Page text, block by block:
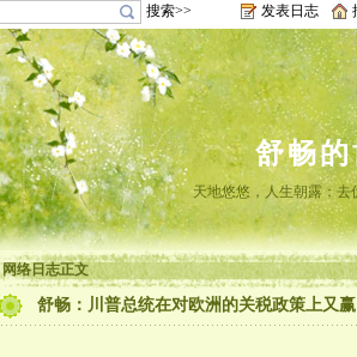
搜索>> 发表日志
舒畅
天地悠悠，人生朝露；去
网络日志正文
舒畅：川普总统在对欧洲的关税政策上又